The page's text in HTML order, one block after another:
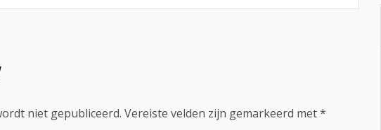
niet gepubliceerd. Vereiste velden zijn gemarkeerd met*